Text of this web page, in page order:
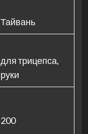
Тайвань
для трицепса,
руки
200